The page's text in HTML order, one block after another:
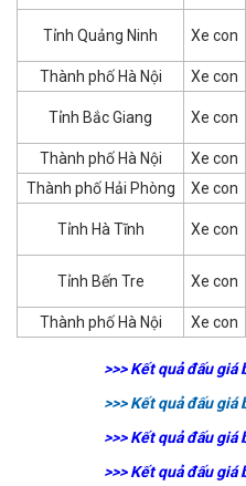
Tỉnh Quảng Ninh Xe con
Thành phố Hà Nội Xe con
Tỉnh Bắc Giang Xe con
Thành phố Hà Nội Xe con
Thành phố Hải Phòng
Xe con
Tỉnh Hà Tĩnh Xe con
Tỉnh Bến Tre Xe con
Thành phố Hà Nội Xe con
>>> Kết quả đấu
>>> Kết quả đấu
>>> Kết quả đấu
>>> Kết quả đấu